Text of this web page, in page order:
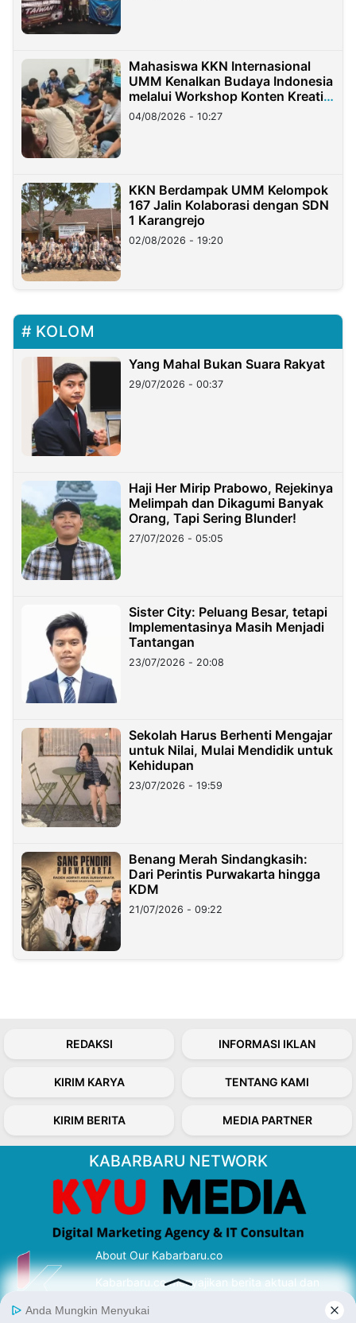
Mahasiswa KKN Internasional
UMM Kenalkan Budaya Indonesia
melalui Workshop Konten Kreatif
di Taiwan
04/08/2026 - 10:27
KKN Berdampak UMM Kelompok
167 Jalin Kolaborasi dengan SDN
1 Karangrejo
02/08/2026 - 19:20
KOLOM
Yang Mahal Bukan Suara Rakyat
29/07/2026 - 00:37
Haji Her Mirip Prabowo, Rejekinya
Melimpah dan Dikagumi Banyak
Orang, Tapi Sering Blunder!
27/07/2026 - 05:05
Sister City: Peluang Besar, tetapi
Implementasinya Masih Menjadi
Tantangan
23/07/2026 - 20:08
Sekolah Harus Berhenti Mengajar
untuk Nilai, Mulai Mendidik untuk
Kehidupan
23/07/2026 - 19:59
Benang Merah Sindangkasih:
Dari Perintis Purwakarta hingga
KDM
21/07/2026 - 09:22
REDAKSI INFORMASI IKLAN
KIRIM KARYA TENTANG KAMI
KIRIM BERITA MEDIA PARTNER
KABARBARU NETWORK
About Our Kabarbaru.co
Kabarbaru.co menyajikan berita aktual dan
serta terverifikasi dari sumber yang tepat.